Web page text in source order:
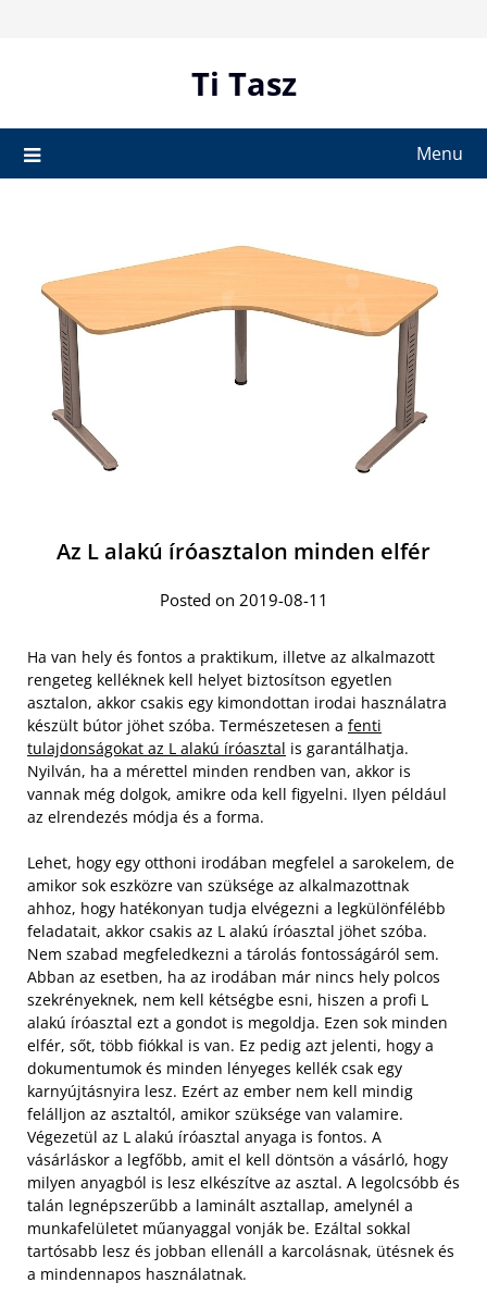
Ti Tasz
Menu
Az L alakú íróasztalon minden elfér
Posted on 2019-08-11
Ha van hely és fontos a praktikum, illetve az alkalmazott
rengeteg kelléknek kell helyet biztosítson egyetlen
asztalon, akkor csakis egy kimondottan irodai használatra
készült bútor jöhet szóba. Természetesen a fenti
tulajdonságokat az L alakú íróasztal is garantálhatja.
Nyilván, ha a mérettel minden rendben van, akkor is
vannak még dolgok, amikre oda kell figyelni. Ilyen például
az elrendezés módja és a forma.
Lehet, hogy egy otthoni irodában megfelel a sarokelem, de
amikor sok eszközre van szüksége az alkalmazottnak
ahhoz, hogy hatékonyan tudja elvégezni a legkülönfélébb
feladatait, akkor csakis az L alakú íróasztal jöhet szóba.
Nem szabad megfeledkezni a tárolás fontosságáról sem.
Abban az esetben, ha az irodában már nincs hely polcos
szekrényeknek, nem kell kétségbe esni, hiszen a profi L
alakú íróasztal ezt a gondot is megoldja. Ezen sok minden
elfér, sőt, több fiókkal is van. Ez pedig azt jelenti, hogy a
dokumentumok és minden lényeges kellék csak egy
karnyújtásnyira lesz. Ezért az ember nem kell mindig
felálljon az asztaltól, amikor szüksége van valamire.
Végezetül az L alakú íróasztal anyaga is fontos. A
vásárláskor a legfőbb, amit el kell döntsön a vásárló, hogy
milyen anyagból is lesz elkészítve az asztal. A legolcsóbb és
talán legnépszerűbb a laminált asztallap, amelynél a
munkafelületet műanyaggal vonják be. Ezáltal sokkal
tartósabb lesz és jobban ellenáll a karcolásnak, ütésnek és
a mindennapos használatnak.